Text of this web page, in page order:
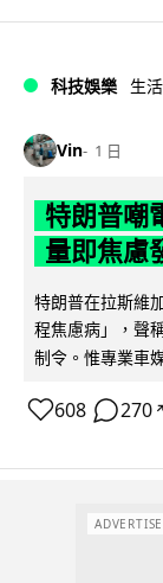
科技娛樂 生
Vin 1 日
特朗普嘲
量即焦慮
特朗普在拉斯維
程焦慮病」，聲
制令。惟專業車
608 270 ↗